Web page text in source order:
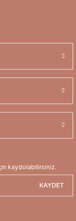
kaydolabilirsiniz.
KAYDET